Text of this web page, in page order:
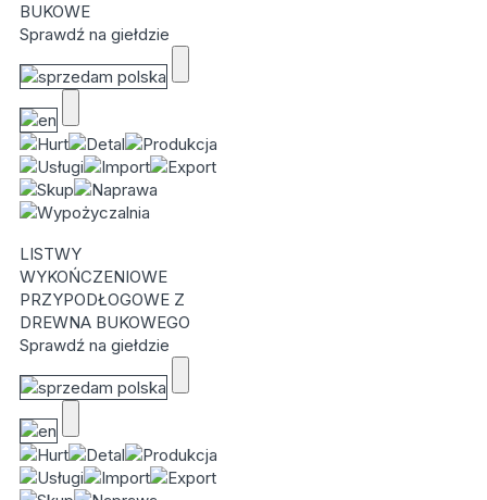
BUKOWE
Sprawdź na giełdzie
LISTWY
WYKOŃCZENIOWE
PRZYPODŁOGOWE Z
DREWNA BUKOWEGO
Sprawdź na giełdzie